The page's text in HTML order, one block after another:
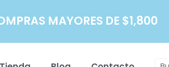
MAYORES DE $1,800